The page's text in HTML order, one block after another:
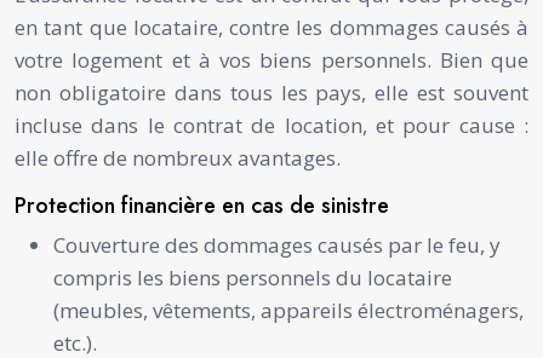
en tant que locataire, contre les dommages causés à
votre logement et à vos biens personnels. Bien que
non obligatoire dans tous les pays, elle est souvent
incluse dans le contrat de location, et pour cause :
elle offre de nombreux avantages.
Protection financière en cas de sinistre
Couverture des dommages causés par le feu, y
compris les biens personnels du locataire
(meubles, vêtements, appareils électroménagers,
etc.).